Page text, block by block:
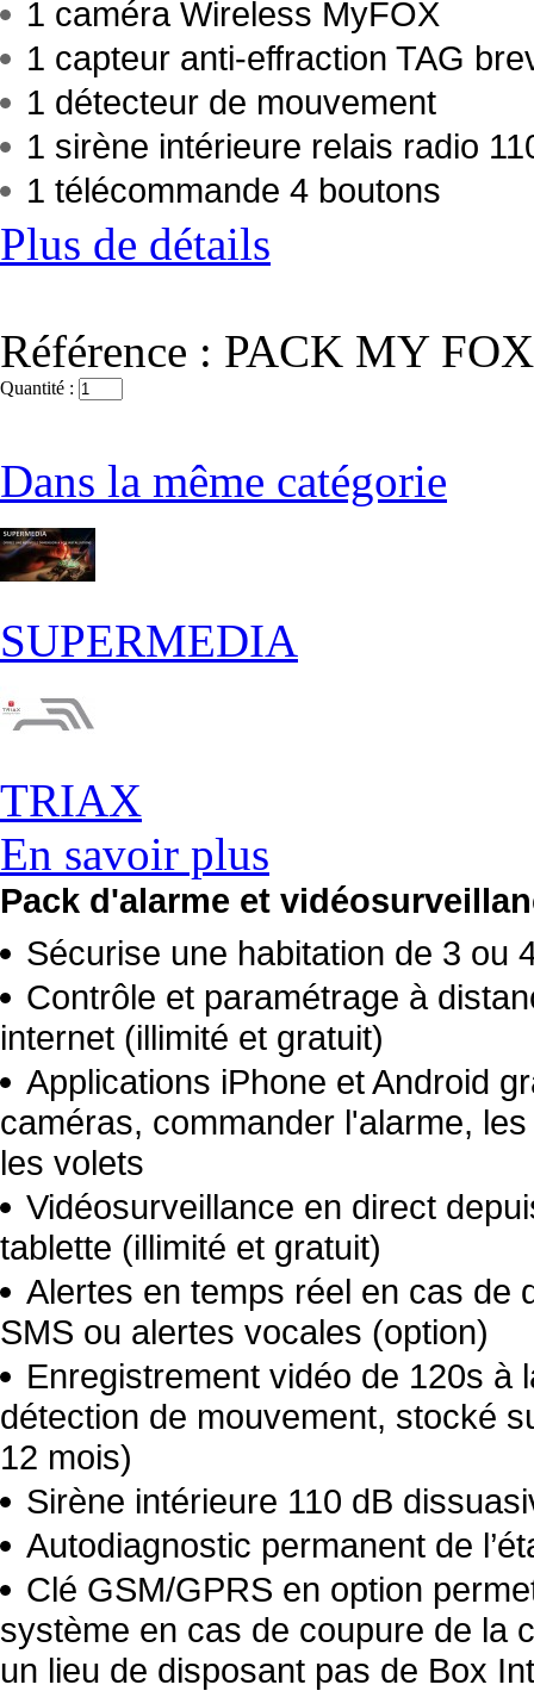
1 caméra Wireless MyFOX
1 capteur anti-effraction TAG
1 détecteur de mouvement
1 sirène intérieure relais radio
1 télécommande 4 boutons
Plus de détails
Référence : PACK MY
Quantité :
Dans la même catégorie
SUPERMEDIA
TRIAX
En savoir plus
Pack d'alarme et
Sécurise une habitation de 3 ou
Contrôle et paramétrage à
internet (illimité et gratuit)
Applications iPhone et Android
caméras, commander l'alarme,
les volets
Vidéosurveillance en direct
tablette (illimité et gratuit)
Alertes en temps réel en cas de
SMS ou alertes vocales (option)
Enregistrement vidéo de 120s à
détection de mouvement, stocké
12 mois)
Sirène intérieure 110 dB
Autodiagnostic permanent de
Clé GSM/GPRS en option
système en cas de coupure de la
un lieu de disposant pas de Box